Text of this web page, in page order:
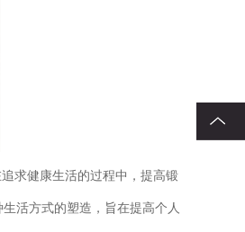
求健康生活的过程中，提高锻
活方式的塑造，旨在提高个人